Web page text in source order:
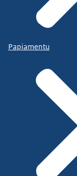
Papiamentu